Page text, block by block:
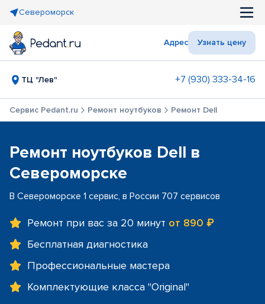
Североморск
Адрес Узнать цену
ТЦ "Лев" +7 (930) 333-34-16
Сервис Pedant.ru Ремонт ноутбуков Ремонт Dell
Ремонт ноутбуков Dell в
Североморске
В Североморске 1 сервис, в России 707 сервисов
Ремонт при вас за 20 минут от 890 ₽
Бесплатная диагностика
Профессиональные мастера
Комплектующие класса "Original"